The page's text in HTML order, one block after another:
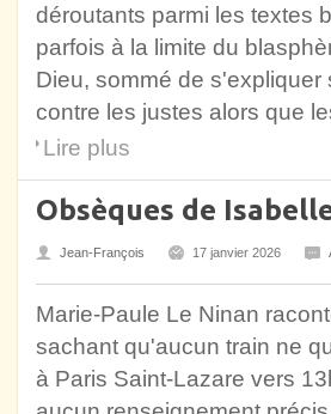
déroutants parmi les textes
parfois à la limite du
Dieu, sommé de
contre les justes alors que
Lire plus
Obsèques de
Jean-François 17 janvier 2026
Marie-Paule Le Ninan
sachant qu'aucun train ne
à Paris Saint-Lazare vers